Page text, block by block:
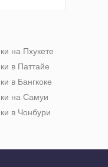
на Пхукете
в Паттайе
в Бангкоке
на Самуи
в Чонбури